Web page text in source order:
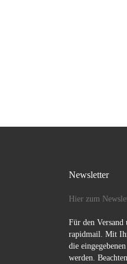
Newsletter
Hier zum
Für den Versand
rapidmail. Mit
die
werden.